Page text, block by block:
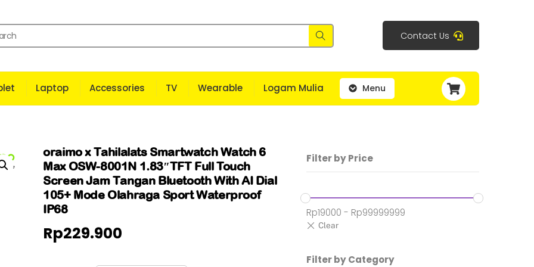
Laptop Accessories TV Wearable Logam Mulia Menu
Contact Us
oraimo x Tahilalats Smartwatch Watch 6
Max OSW-8001N 1.83″TFT Full Touch
Screen Jam Tangan Bluetooth With AI Dial
105+ Mode Olahraga Sport Waterproof
IP68
Rp229.900
Filter by Price
Rp19000 - Rp99999999
Filter by Category